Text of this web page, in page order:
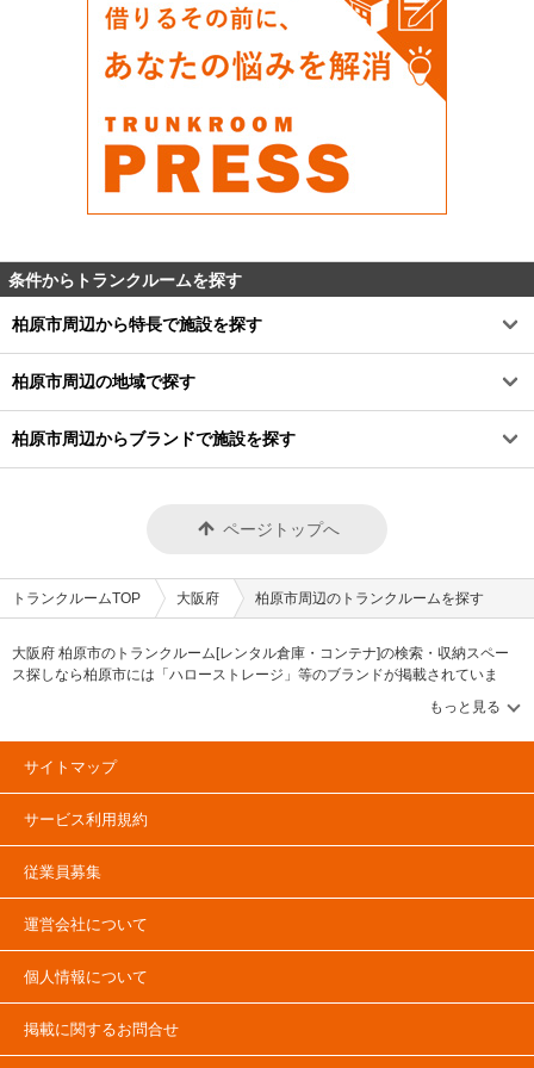
条件からトランクルームを探す
柏原市周辺から特長で施設を探す
柏原市周辺の地域で探す
柏原市周辺からブランドで施設を探す
ページトップへ
トランクルームTOP 大阪府 柏原市周辺のトランクルームを探す
大阪府 柏原市のトランクルーム[レンタル倉庫・コンテナ]の検索・収納スペー
ス探しなら柏原市には「ハローストレージ」等のブランドが掲載されていま
す。借りたい地域から探して、広さ・料金[賃料]・セキュリティ・空調完備・24
時間出し入れ可能などの希望条件で絞込み！豊富な物件数から様々な方法でご
希望の収納スペースを簡単に探せるトランクルーム情報サイトです。柏原市で
気になるトランクルームを見つけたら、メールか電話でお問合せが可能です
サイトマップ
サービス利用規約
従業員募集
運営会社について
個人情報について
掲載に関するお問合せ